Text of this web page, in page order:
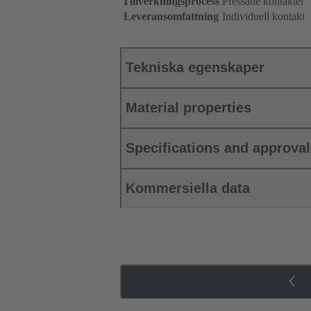
Leveransomfattning Individuell kontakt
Tekniska egenskaper
Material properties
Specifications and
Kommersiella data